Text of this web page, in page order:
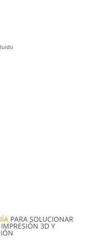
PARA SOLUCIONAR
3D Y